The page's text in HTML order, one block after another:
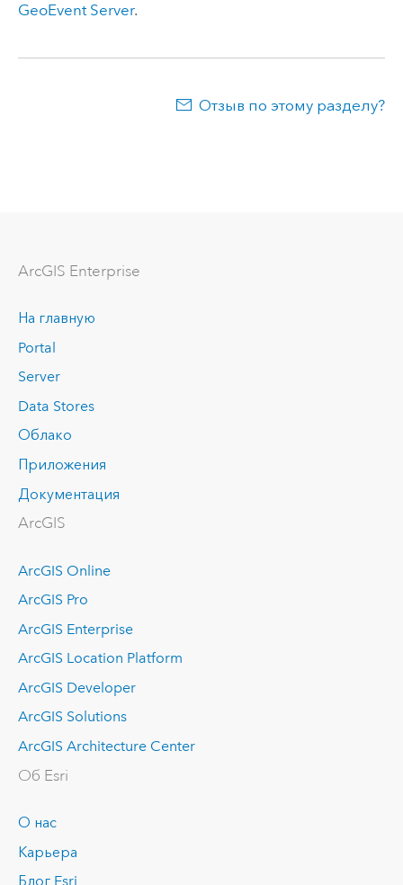
GeoEvent Server.
Отзыв по этому разделу?
ArcGIS Enterprise
На главную
Portal
Server
Data Stores
Облако
Приложения
Документация
ArcGIS
ArcGIS Online
ArcGIS Pro
ArcGIS Enterprise
ArcGIS Location Platform
ArcGIS Developer
ArcGIS Solutions
ArcGIS Architecture Center
Об Esri
О нас
Карьера
Блог Esri